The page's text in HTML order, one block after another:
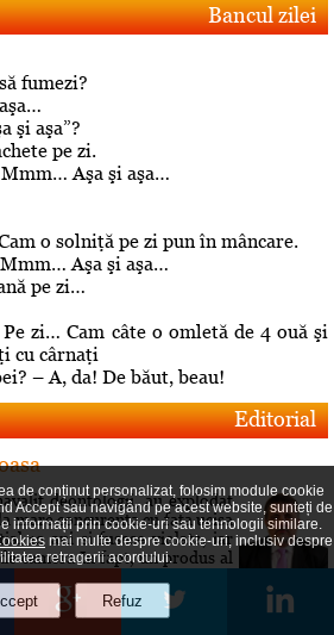
Bancul zilei
fumezi?
şi aşa”?
pe zi.
Aşa şi aşa…
o solniţă pe zi pun în mâncare.
Aşa şi aşa…
pe zi…
zi… Cam câte o omletă de 4 ouă şi
cu cârnaţi
– A, da! De băut, beau!
Editorial
deontologii, au explodat
mare concurenta cu fata ucisa
12 ani si fusese violata, iar
camera In fapt, un produs al
intr-o siluire a...
de conținut personalizat, folosim module cookie
Accept sau navigând pe acest website, sunteți de
informații prin cookie-uri sau tehnologii similare.
mai multe despre cookie-uri, inclusiv despre
retragerii acordului.